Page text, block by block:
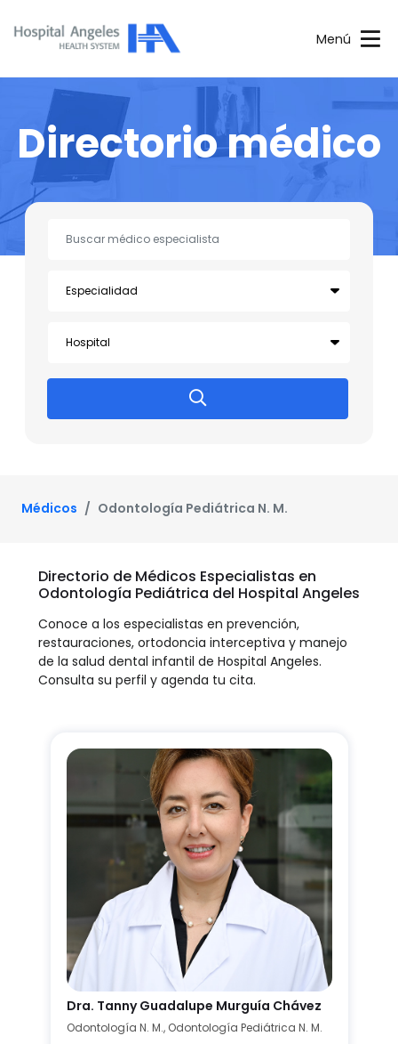
Menú
Directorio médico
Médicos Odontología Pediátrica N. M.
Directorio de Médicos Especialistas en
Odontología Pediátrica del Hospital Angeles
Conoce a los especialistas en prevención,
restauraciones, ortodoncia interceptiva y manejo
de la salud dental infantil de Hospital Angeles.
Consulta su perfil y agenda tu cita.
Dra. Tanny Guadalupe Murguía Chávez
Odontología N. M., Odontología Pediátrica N. M.